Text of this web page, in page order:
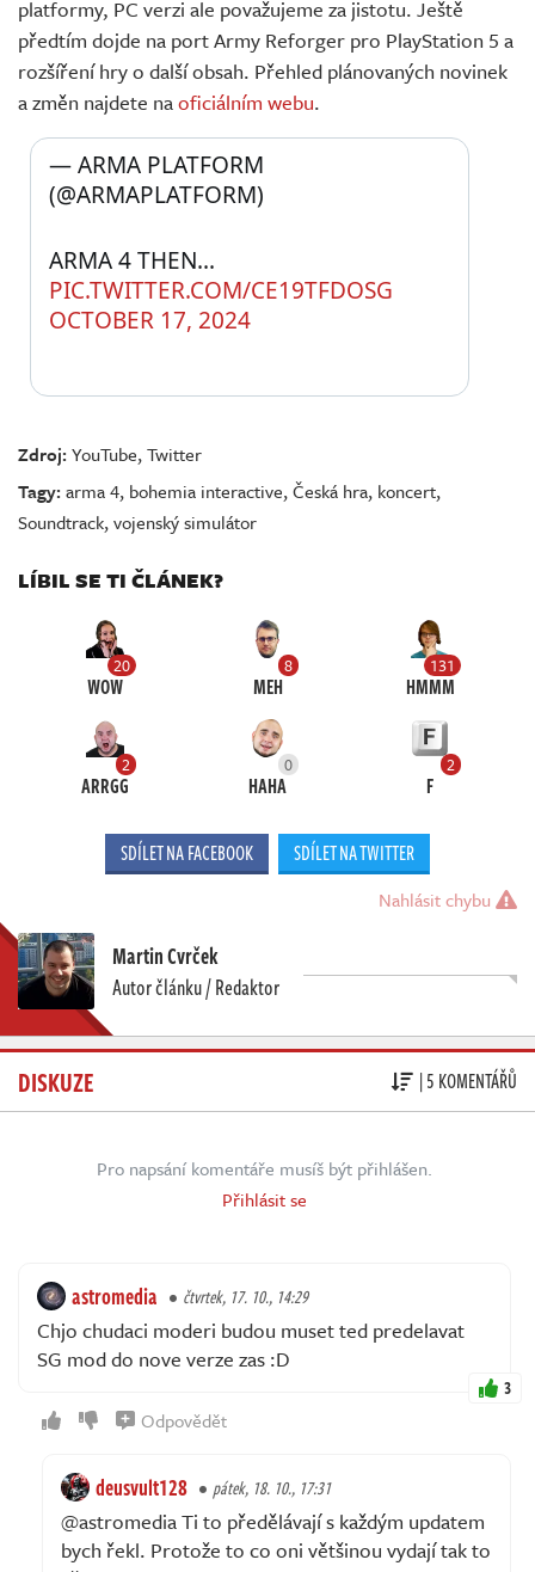
platformy, PC verzi ale považujeme za jistotu. Ještě
předtím dojde na port Army Reforger pro PlayStation 5 a
rozšíření hry o další obsah. Přehled plánovaných novinek
a změn najdete naoficiálním webu.
PIC.TWITTER.COM/CE19TFDOSG
— ARMA PLATFORM
(@ARMAPLATFORM)
OCTOBER 17, 2024
Zdroj:YouTube,Twitter
Tagy:arma 4, bohemia interactive,Česká hra, koncert,
Soundtrack,vojenský simulátor
LÍBIL SE TI ČLÁNEK?
20
WOW
8
MEH
131
HMMM
2
ARRGG
0
HAHA
2
F
SDÍLET NA FACEBOOK SDÍLET NA TWITTER
Nahlásit chybu
Martin Cvrček
Autor článku / Redaktor
DISKUZE | 5 KOMENTÁŘŮ
Pro napsání komentáře musíš být přihlášen.
Přihlásit se
astromedia čtvrtek, 17. 10., 14:29
Chjo chudaci moderi budou muset ted predelavat
SG mod do nove verze zas :D
3
Odpovědět
deusvult128 pátek, 18. 10., 17:31
@astromedia Ti to předělávají s každým updatem
bych řekl. Protože to co oni většinou vydají tak to